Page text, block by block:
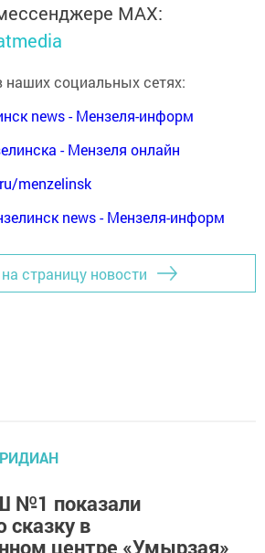
MАХ:
наших социальных сетях:
news - Мензеля-информ
- Мензеля онлайн
menzelinsk
news - Мензеля-информ
страницу новости
№1 показали
сказку в
центре «Умырзая»